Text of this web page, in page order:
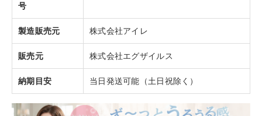
号
製造販売元 株式会社アイレ
販売元 株式会社エグザイルス
納期目安 当日発送可能（土日祝除く）